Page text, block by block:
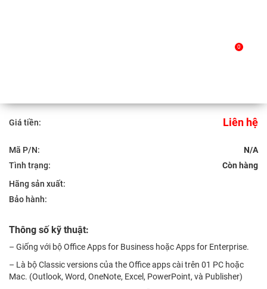
0
Giá tiền: Liên hệ
Mã P/N:
N/A
Tình trạng:
Hãng sản xuất:
Bảo hành:
Thông số kỹ thuật:
– Giống với bộ Office Apps for Business hoặc Apps for Enterprise.
– Là bộ Classic versions của the Office apps cài trên 01 PC hoặc
Mac. (Outlook, Word, OneNote, Excel, PowerPoint, và Publisher)